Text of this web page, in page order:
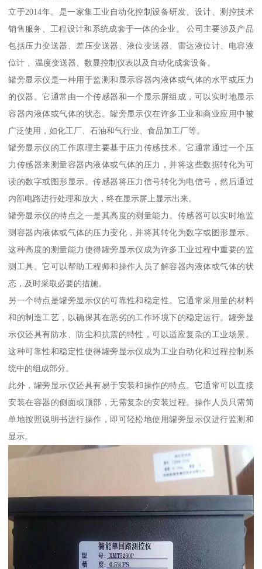
立于2014年。是一家集工业自动化控制设备研发、设计、测控技术
销售服务、工程设计和系统成套于一体的企业。 公司主要涉及产品
包括压力变送器、差压变送器、液位变送器、雷达液位计、电容液
位计 、温度变送器、数显控制仪表以及自动化成套设备。
罐旁显示仪是一种用于监测和显示容器内液体或气体的水平或压力
的仪器。它通常由一个传感器和一个显示屏组成，可以实时地显示
容器内液体或气体的状态。罐旁显示仪在许多工业和商业应用中被
广泛使用，如化工厂、石油和气行业、食品加工厂等。
罐旁显示仪的工作原理主要基于压力传感技术。它通常通过一个压
力传感器来测量容器内液体或气体的压力，并将这些数据转化为可
读的数字或图形显示。传感器将压力信号转化为电信号，然后通过
内部电路进行处理和放大，终在显示屏上显示出来。
罐旁显示仪的特点之一是其高度的测量能力。传感器可以实时地监
测容器内液体或气体的压力变化，并将其转化为数字或图形显示。
这种高度的测量能力使得罐旁显示仪成为许多工业过程中重要的监
测工具。它可以帮助工程师和操作人员了解容器内液体或气体的状
态，及时采取必要的措施。
另一个特点是罐旁显示仪的可靠性和稳定性。它通常采用量的材料
和的制造工艺，以确保其在恶劣的工作环境下的稳定运行。罐旁显
示仪还具有防水、防尘和抗震的特性，可以适应复杂的工业场景。
这种可靠性和稳定性使得罐旁显示仪成为工业自动化和过程控制系
统中的组成部分。
此外，罐旁显示仪还具有易于安装和操作的特点。它通常可以直接
安装在容器的侧面或顶部，无需复杂的安装过程。操作人员只需简
单地按照说明书进行操作，即可轻松地使用罐旁显示仪进行监测和
显示。